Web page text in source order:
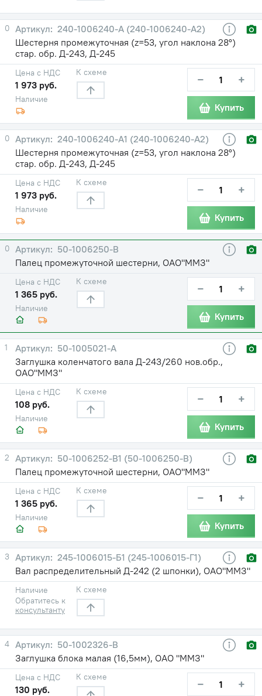
0
240-1006240-А (240-1006240-А2)
Шестерня промежуточная (z=53, угол наклона 28°)
стар. обр. Д-243, Д-245
Наличие
Цена с НДС
1 973 руб.
К схеме − +
Купить
0
240-1006240-А1 (240-1006240-А2)
Шестерня промежуточная (z=53, угол наклона 28°)
стар. обр. Д-243, Д-245
Наличие
Цена с НДС
1 973 руб.
К схеме − +
Купить
0
50-1006250-В
Палец промежуточной шестерни, ОАО"ММЗ"
Наличие
Цена с НДС
1 365 руб.
К схеме − +
Купить
1
50-1005021-А
Заглушка коленчатого вала Д-243/260 нов.обр.,
ОАО"ММЗ"
Наличие
Цена с НДС
108 руб.
К схеме − +
Купить
2
50-1006252-В1 (50-1006250-В)
Палец промежуточной шестерни, ОАО"ММЗ"
Наличие
Цена с НДС
1 365 руб.
К схеме − +
Купить
3
245-1006015-Б1 (245-1006015-Г1)
Вал распределительный Д-242 (2 шпонки), ОАО"ММЗ"
Наличие
Обратитесь к
консультанту
К схеме
4
50-1002326-В
Заглушка блока малая (16,5мм), ОАО "ММЗ"
Цена с НДС
130 руб.
К схеме − +